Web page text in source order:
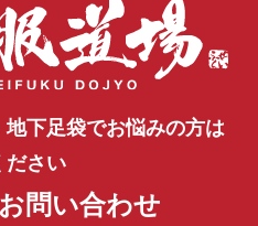
地下足袋でお悩みの方は
ださい
問い合わせ